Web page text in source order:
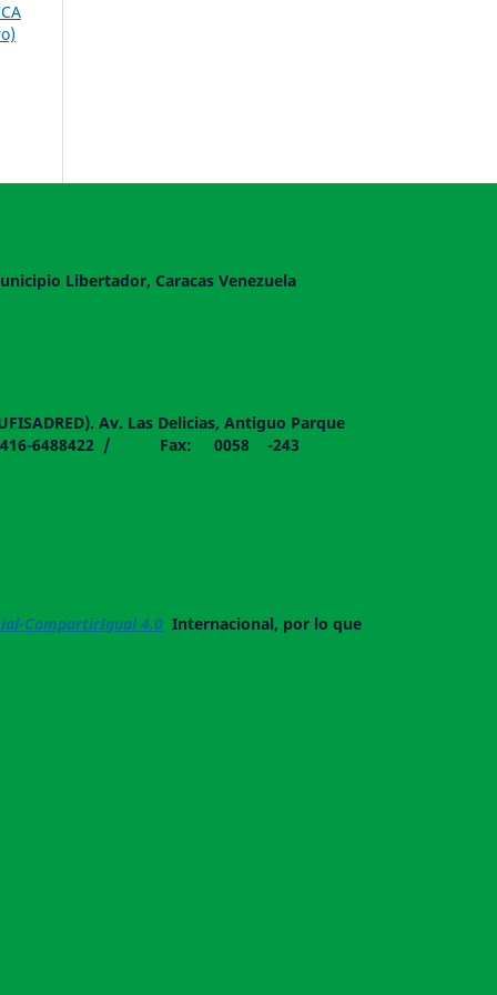
Libertador, Caracas Venezuela
Av. Las Delicias, Antiguo Parque
- 0416-6488422 / Fax: 0058 -243
CompartirIgual 4.0 Internacional, por lo que